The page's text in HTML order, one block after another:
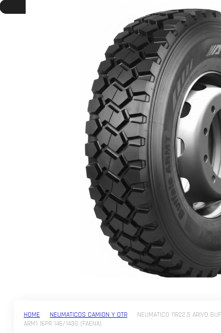
HOME NEUMATICOS CAMION Y OTR
NEUMATICO 11R22.5 ARIVO
ARM1 16PR 146/143G (FAENA)